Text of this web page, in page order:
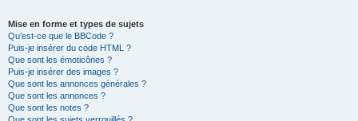
Mise en forme et types de sujets
Qu’est-ce que le BBCode ?
Puis-je insérer du code HTML ?
Que sont les émoticônes ?
Puis-je insérer des images ?
Que sont les annonces générales ?
Que sont les annonces ?
Que sont les notes ?